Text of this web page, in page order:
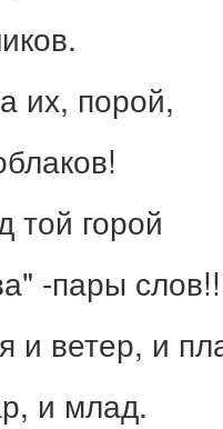
их, порой,
той горой
-пары
и ветер, и
и млад.